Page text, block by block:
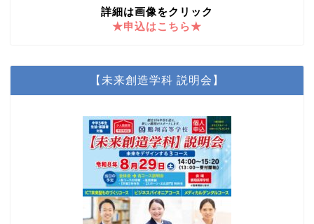
詳細は画像をクリック
★申込はこちら★
【未来創造学科 説明会】